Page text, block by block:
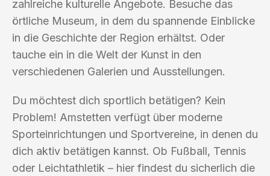
zahlreiche kulturelle Angebote. Besuche das
örtliche Museum, in dem du spannende Einblicke
in die Geschichte der Region erhältst. Oder
tauche ein in die Welt der Kunst in den
verschiedenen Galerien und Ausstellungen.
Du möchtest dich sportlich betätigen? Kein
Problem! Amstetten verfügt über moderne
Sporteinrichtungen und Sportvereine, in denen du
dich aktiv betätigen kannst. Ob Fußball, Tennis
oder Leichtathletik – hier findest du sicherlich die